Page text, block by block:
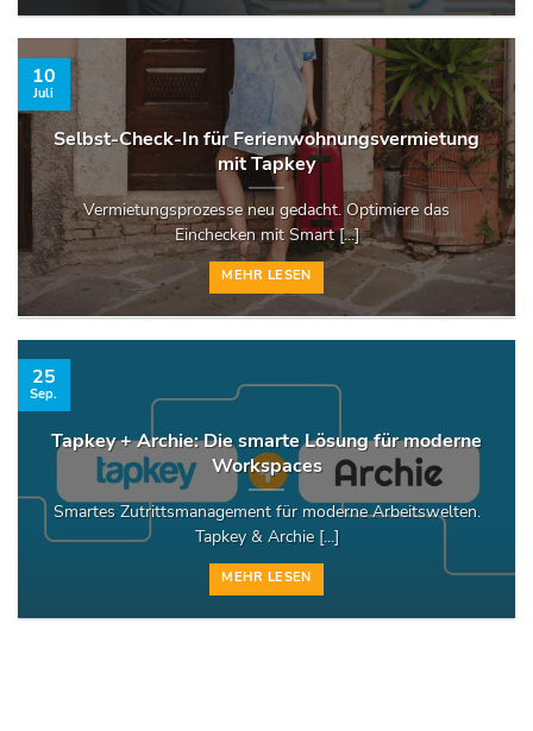
Selbst-Check-In für Ferienwohnungsvermietung
mit Tapkey
Vermietungsprozesse neu gedacht. Optimiere das
Einchecken mit Smart [...]
MEHR LESEN
10
Juli
Tapkey + Archie: Die smarte Lösung für moderne
Workspaces
Smartes Zutrittsmanagement für moderne Arbeitswelten.
Tapkey & Archie [...]
MEHR LESEN
25
Sep.